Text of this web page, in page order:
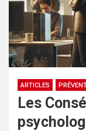
ARTICLES
Les